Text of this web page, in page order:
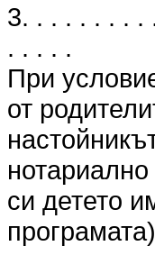
3. . . . . . . . .
. . . . .
При
от
си детето